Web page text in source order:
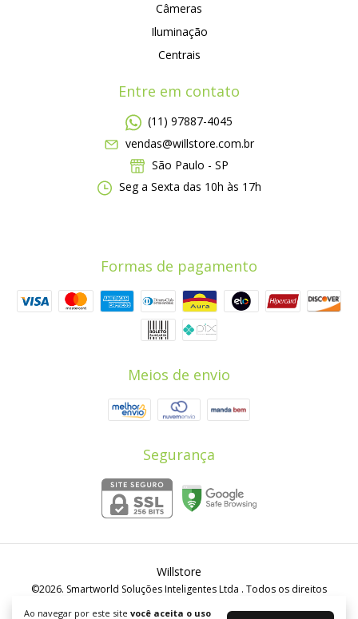
Ao navegar por este site você aceita o uso
Câmeras
Iluminação
Centrais
Entre em contato
(11) 97887-4045
vendas@willstore.com.br
São Paulo - SP
Seg a Sexta das 10h às 17h
Formas de pagamento
Meios de envio
Segurança
Willstore
©2026. Smartworld Soluções Inteligentes Ltda . Todos os direitos